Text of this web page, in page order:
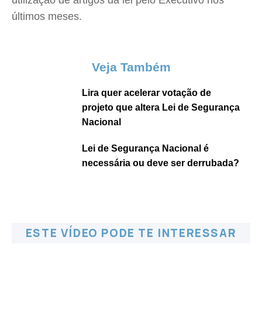
últimos meses.
Veja Também
Lira quer acelerar votação de
projeto que altera Lei de Segurança
Nacional
Lei de Segurança Nacional é
necessária ou deve ser derrubada?
ESTE VÍDEO PODE TE INTERESSAR